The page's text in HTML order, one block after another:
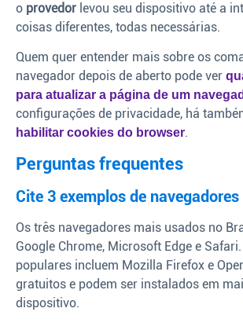
o provedor levou seu dispositivo até a
coisas diferentes, todas necessárias.
Quem quer entender mais sobre os
navegador depois de aberto pode ver
para atualizar a página de um
configurações de privacidade, há
habilitar cookies do browser.
Perguntas frequentes
Cite 3 exemplos de
Os três navegadores mais usados no
Google Chrome, Microsoft Edge e
populares incluem Mozilla Firefox e
gratuitos e podem ser instalados em
dispositivo.